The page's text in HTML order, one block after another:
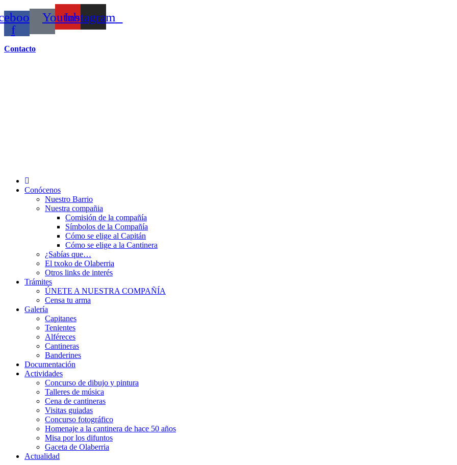
al
contenido
f
YoutubeInstagram
Contacto
Conócenos
Nuestro Barrio
Nuestra compañia
Comisión de la compañía
Símbolos de la Compañía
Cómo se elige al Capitán
Cómo se elige a la Cantinera
¿Sabías que…
El txoko de Olaberria
Otros links de interés
Trámites
ÚNETE A NUESTRA COMPAÑÍA
Censa tu arma
Galería
Capitanes
Tenientes
Alféreces
Cantineras
Banderines
Documentación
Actividades
Concurso de dibujo y pintura
Talleres de música
Cena de cantineras
Visitas guiadas
Concurso fotográfico
Homenaje a la cantinera de hace 50 años
Misa por los difuntos
Gaceta de Olaberria
Actualidad